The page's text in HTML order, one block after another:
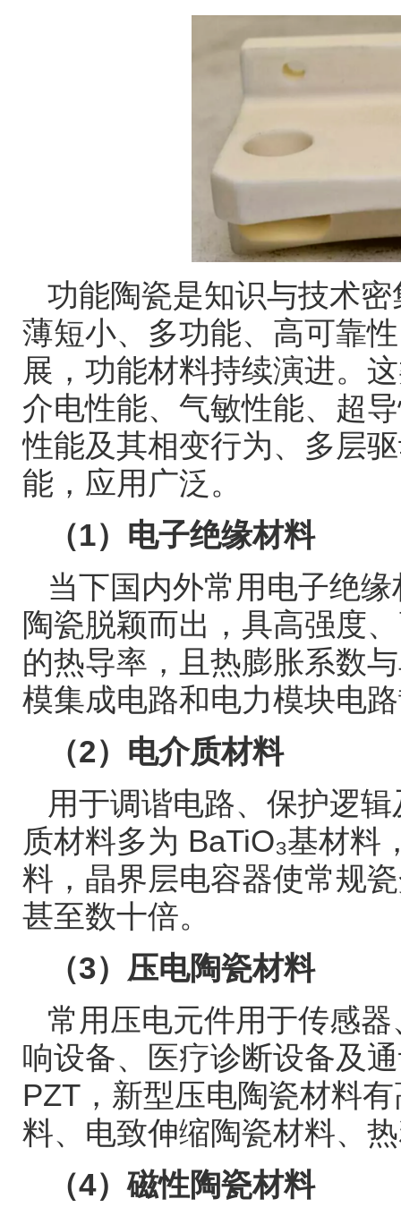
功能陶瓷是知识与技术
薄短小、多功能、高可靠
展，功能材料持续演进。
介电性能、气敏性能、超
性能及其相变行为、多层
能，应用广泛。
（1）电子绝缘材料
当下国内外常用电子绝
陶瓷脱颖而出，具高强度
的热导率，且热膨胀系数
模集成电路和电力模块电
（2）电介质材料
用于调谐电路、保护逻
质材料多为 BaTiO₃基材料
料，晶界层电容器使常规
甚至数十倍。
（3）压电陶瓷材料
常用压电元件用于传感
响设备、医疗诊断设备及
PZT ，新型压电陶瓷材料
料、电致伸缩陶瓷材料、
（4）磁性陶瓷材料